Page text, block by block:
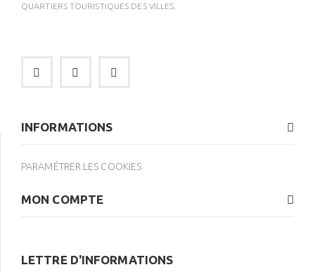
QUARTIERS TOURISTIQUES DES VILLES.
INFORMATIONS
PARAMÉTRER LES COOKIES
MON COMPTE
LETTRE D'INFORMATIONS